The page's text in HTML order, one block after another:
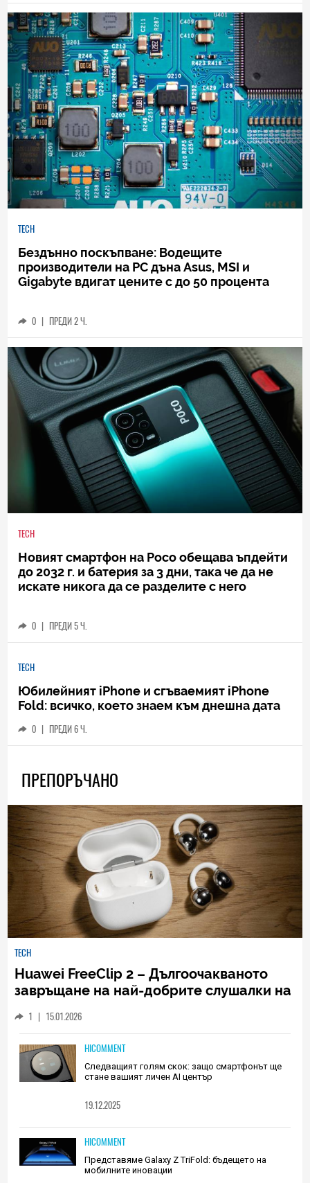
TECH
Бездънно поскъпване: Водещите
производители на РС дъна Asus, MSI и
Gigabyte вдигат цените с до 50 процента
0 | ПРЕДИ 2 Ч.
TECH
Новият смартфон на Poco обещава ъпдейти
до 2032 г. и батерия за 3 дни, така че да не
искате никога да се разделите с него
0 | ПРЕДИ 5 Ч.
TECH
Юбилейният iPhone и сгъваемият iPhone
Fold: всичко, което знаем към днешна дата
0 | ПРЕДИ 6 Ч.
ПРЕПОРЪЧАНО
TECH
Huawei FreeClip 2 – Дългоочакваното
завръщане на най-добрите слушалки на
1 | 15.01.2026
HICOMMENT
Следващият голям скок: защо смартфонът ще
стане вашият личен AI център
19.12.2025
HICOMMENT
Представяме Galaxy Z TriFold: бъдещето на
мобилните иновации